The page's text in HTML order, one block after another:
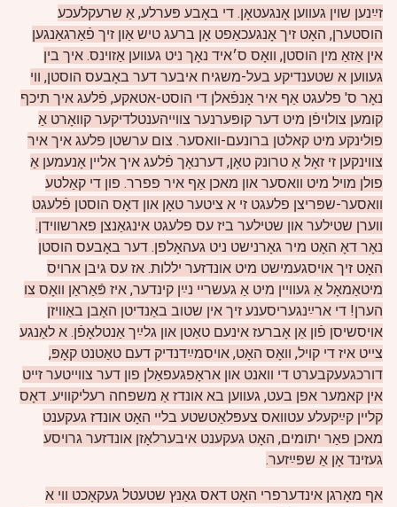
זײַנען שוין געווען אָנגעטאָן. די באָבע פּערלע, אַ שרעקלעכע
הוסטערן, האָט זיך אָנגעכאַפט אָן ברעג טיש אַון זיך פֿאַרגאַנגען
אין אַזאַ מין הוסטן, וואָס ס׳איד נאָך ניט געווען אַזוינס. איך בין
געווען א שטענדיקע בעל-משגיח איבער דער באָבעס הוסטן, ווי
נאָר ס' פלעגט אַף איר אָנפֿאלן די הוסט-אטאקע, פֿלעג איך תיכף
קומען צולויפֿן מיט דער קופּערנער צווייהענטלדיקער קוואָרט אַ
פולינקע מיט קאלטן ברונעם-וואסער. צום ערשטן פלעג איך איר
צווינקען זי זאָל אַ טרונק טאָן, דערנאָך פֿלעג איך אלײן אָנעמען אַ
פולן מויל מיט וואסער און מאכן אַף איר פפרר. פון די קאַלטע
וואסער-שפּריצן פלעגט זי א ציטער טאָן און דאָס הוסטן פֿלעגט
ווערן שטילער און שטילער ביז עס פלעגט אינגאַנצן פארשווידן.
נאָר דאָ האָט מיר גאָרנישט ניט געהאָלפן. דער באָבעס הוסטן
האָט זיך אויסגעמישט מיט אונדזער יללות. אז עס גיבן ארויס
מיטאַמאָל אַ געוויין מיט אַ געשריי נײַן קינדער, איז פּֿאַראַן וואָס צו
הערן! די ארײַנגעריסענע זיך אין שטוב באַנדיטן האָבן באַוויזן
אויסשיסן פֿון אַן אָברעז אינעם טאַטן און גלײַך אַנטלאָפֿן. א לאַנגע
צייט איז די קויל, וואָס האָט, אויסמײַדנדיק דעם טאַטנט קאָפּ,
דורכגעעקבערט די וואנט און אראָפגעפאַלן פון דער צווייטער זייט
אין קאמער אפן בעט, געווען בא אונדז אַ משפחה רעליקוויע. דאָס
קליין קײַקעלע עטוואס צעפּלאַטשטע בליי האָט אונדז געקענט
מאכן פאַר יתומים, האָט געקענט איבערלאָזן אונדזער גרויסע
געזינד אָן אַ שפּײַזער.
אף מאָרגן אינדערפרי האָט דאס גאַנץ שטעטל געקאָכט ווי א